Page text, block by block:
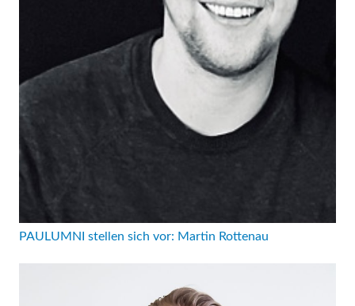
PAULUMNI stellen sich vor: Martin Rottenau